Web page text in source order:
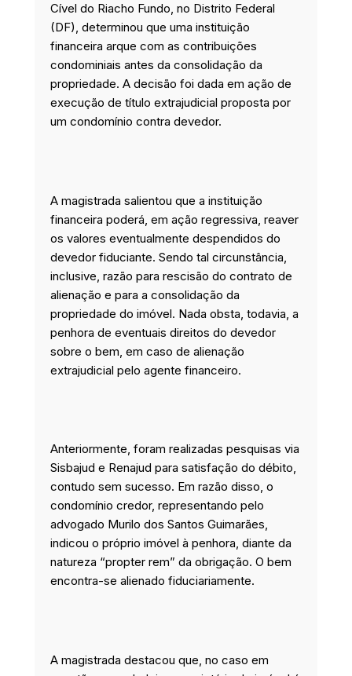
Cível do Riacho Fundo, no Distrito Federal
(DF), determinou que uma instituição
financeira arque com as contribuições
condominiais antes da consolidação da
propriedade. A decisão foi dada em ação de
execução de título extrajudicial proposta por
um condomínio contra devedor.
A magistrada salientou que a instituição
financeira poderá, em ação regressiva, reaver
os valores eventualmente despendidos do
devedor fiduciante. Sendo tal circunstância,
inclusive, razão para rescisão do contrato de
alienação e para a consolidação da
propriedade do imóvel. Nada obsta, todavia, a
penhora de eventuais direitos do devedor
sobre o bem, em caso de alienação
extrajudicial pelo agente financeiro.
Anteriormente, foram realizadas pesquisas via
Sisbajud e Renajud para satisfação do débito,
contudo sem sucesso. Em razão disso, o
condomínio credor, representando pelo
advogado Murilo dos Santos Guimarães,
indicou o próprio imóvel à penhora, diante da
natureza “propter rem” da obrigação. O bem
encontra-se alienado fiduciariamente.
A magistrada destacou que, no caso em